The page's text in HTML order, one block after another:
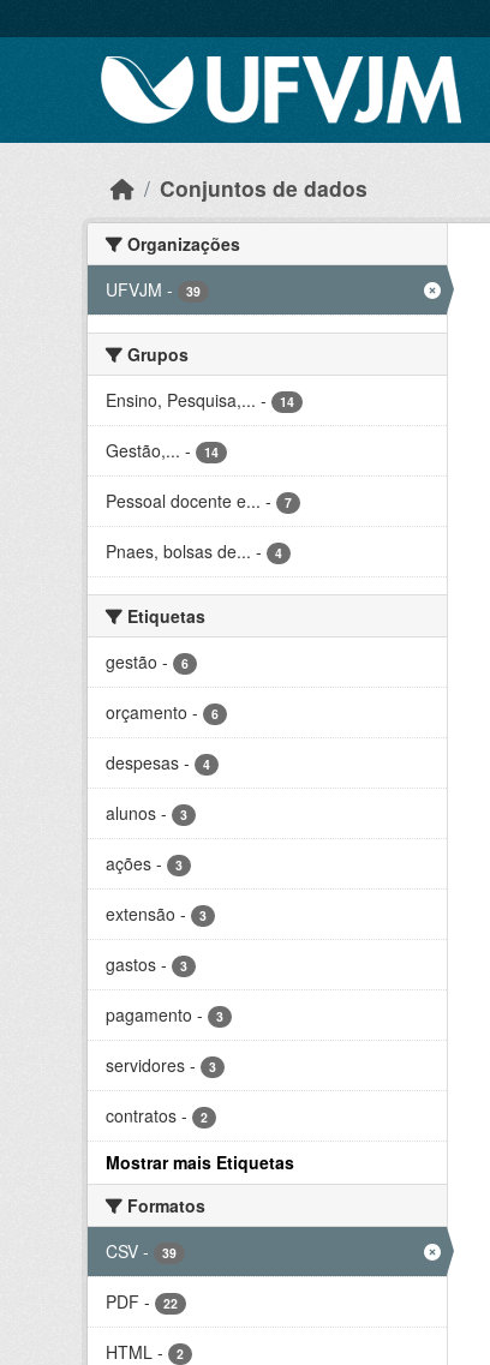
Conjuntos de dados
Organizações
UFVJM - 39
Grupos
Ensino, Pesquisa,... - 14
Gestão,... - 14
Pessoal docente e... - 7
Pnaes, bolsas de... - 4
Etiquetas
gestão - 6
orçamento - 6
despesas - 4
alunos - 3
ações - 3
extensão - 3
gastos - 3
pagamento - 3
servidores - 3
contratos - 2
Mostrar mais Etiquetas
Formatos
CSV - 39
PDF - 22
HTML - 2